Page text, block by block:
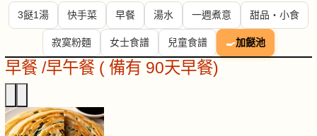
3餸1湯 快手菜 早餐 湯水 一週煮意 甜品・小食
寂寞粉麵 女士食譜 兒童食譜 🍳加餸池
早餐 /早午餐 ( 備有 90天早餐)